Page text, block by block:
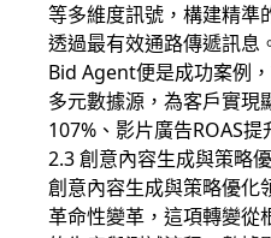
等多維度訊號，構建精準
透過最有效通路傳遞訊
Bid Agent便是成功案例
多元數據源，為客戶實現
107%、影片廣告ROAS提
2.3 創意內容生成與策略
創意內容生成與策略優化
革命性變革，這項轉變從